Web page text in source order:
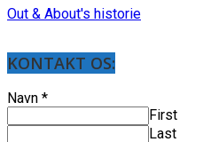
Out & About's historie
KONTAKT OS:
Navn *
First
Last